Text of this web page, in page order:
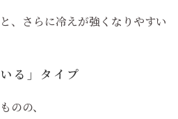
、さらに冷えが強くなりやすい
る」タイプ
のの、